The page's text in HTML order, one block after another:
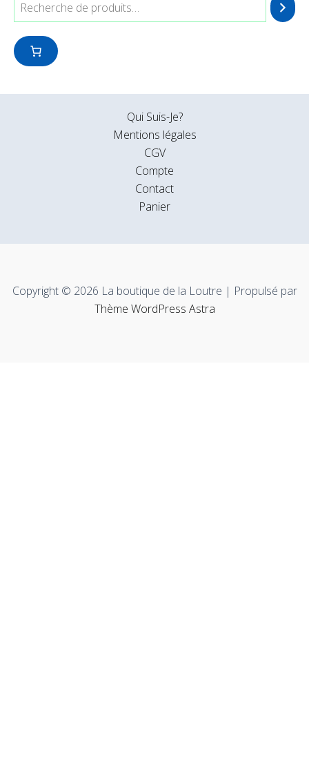
Qui Suis-Je?
Mentions légales
CGV
Compte
Contact
Panier
Copyright © 2026 La boutique de la Loutre | Propulsé par
Thème WordPress Astra